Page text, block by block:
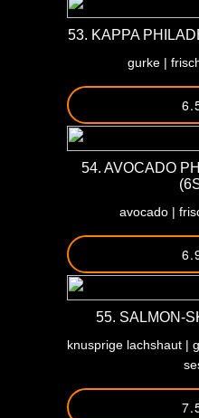
53. KAPPA
gurke |
54. AVOCADO
avocado |
55. SALMON-
knusprige lachshaut |